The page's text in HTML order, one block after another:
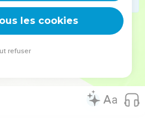
fils de Hilkija, Shebna, le
fils d'Asaph, vinrent trouver
les cookies
refuser